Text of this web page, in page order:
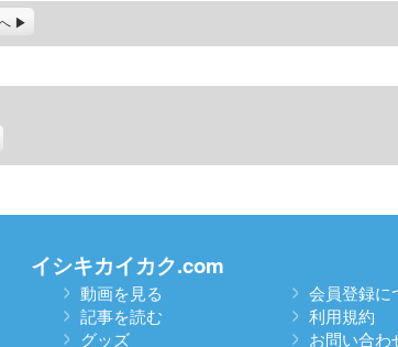
イシキカイカク.com
動画を見る
記事を読む
グッズ
会員登録に
利用規約
お問い合わ